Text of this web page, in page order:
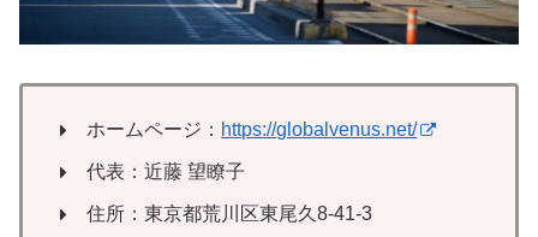
ホームページ： https://globalvenus.net/
代表：近藤 望瞭子
住所：東京都荒川区東尾久8-41-3